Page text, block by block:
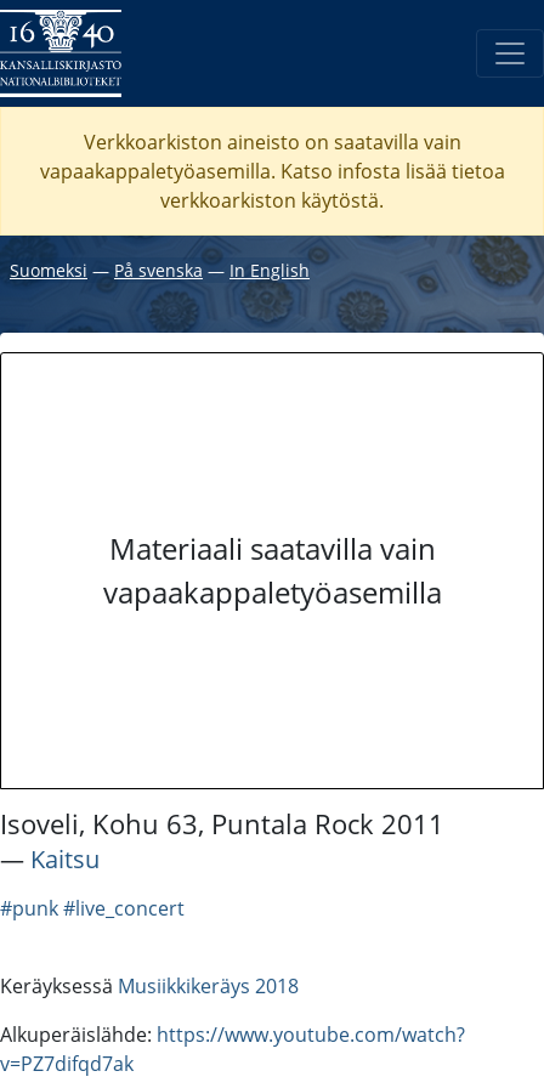
Verkkoarkiston aineisto on saatavilla vain
vapaakappaletyöasemilla. Katso infosta lisää tietoa
verkkoarkiston käytöstä.
Suomeksi ― På svenska― In English
Materiaali saatavilla vain
vapaakappaletyöasemilla
Isoveli, Kohu 63, Puntala Rock 2011
― Kaitsu
#punk#live_concert
Keräyksessä Musiikkikeräys 2018
Alkuperäislähde: https://www.youtube.com/watch?
v=PZ7difqd7ak